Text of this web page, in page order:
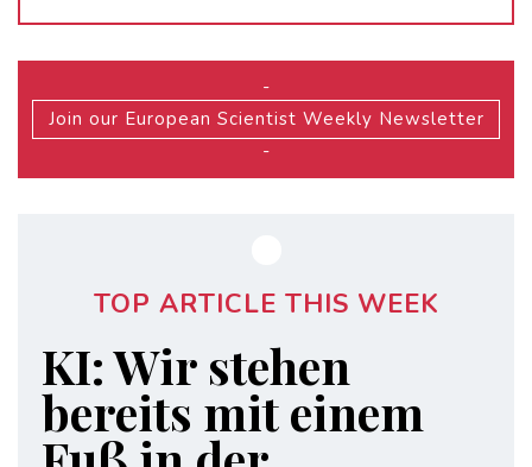
-
Join our European Scientist Weekly Newsletter
-
TOP ARTICLE THIS WEEK
KI: Wir stehen
bereits mit einem